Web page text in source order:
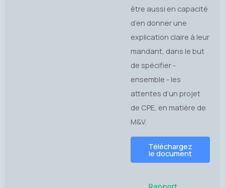
être aussi en capacité
d’en donner une
explication claire à leur
mandant, dans le but
de spécifier -
ensemble - les
attentes d’un projet
de CPE, en matière de
M&V.
Téléchargez
le document
Rapport